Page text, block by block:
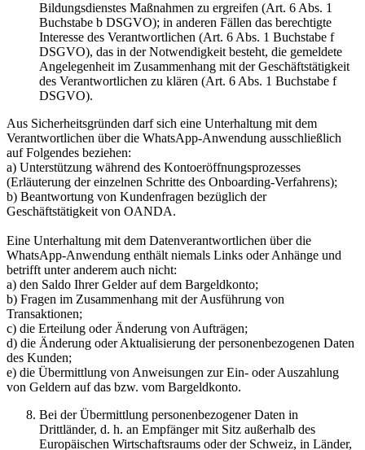
Bildungsdienstes Maßnahmen zu ergreifen (Art. 6 Abs. 1
Buchstabe b DSGVO); in anderen Fällen das berechtigte
Interesse des Verantwortlichen (Art. 6 Abs. 1 Buchstabe f
DSGVO), das in der Notwendigkeit besteht, die gemeldete
Angelegenheit im Zusammenhang mit der Geschäftstätigkeit
des Verantwortlichen zu klären (Art. 6 Abs. 1 Buchstabe f
DSGVO).
Aus Sicherheitsgründen darf sich eine Unterhaltung mit dem
Verantwortlichen über die WhatsApp-Anwendung ausschließlich
auf Folgendes beziehen:
a) Unterstützung während des Kontoeröffnungsprozesses
(Erläuterung der einzelnen Schritte des Onboarding-Verfahrens);
b) Beantwortung von Kundenfragen bezüglich der
Geschäftstätigkeit von OANDA.
Eine Unterhaltung mit dem Datenverantwortlichen über die
WhatsApp-Anwendung enthält niemals Links oder Anhänge und
betrifft unter anderem auch nicht:
a) den Saldo Ihrer Gelder auf dem Bargeldkonto;
b) Fragen im Zusammenhang mit der Ausführung von
Transaktionen;
c) die Erteilung oder Änderung von Aufträgen;
d) die Änderung oder Aktualisierung der personenbezogenen Daten
des Kunden;
e) die Übermittlung von Anweisungen zur Ein- oder Auszahlung
von Geldern auf das bzw. vom Bargeldkonto.
Bei der Übermittlung personenbezogener Daten in
Drittländer, d. h. an Empfänger mit Sitz außerhalb des
Europäischen Wirtschaftsraums oder der Schweiz, in Länder,